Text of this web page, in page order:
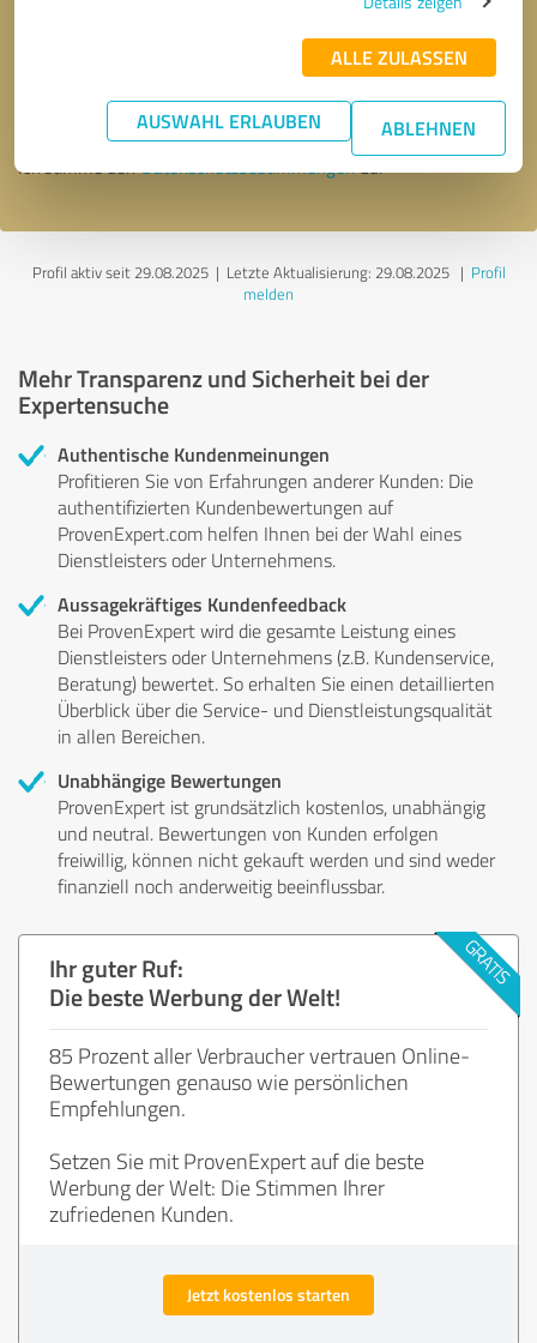
ALLE ZULASSEN
AUSWAHL ERLAUBEN ABLEHNEN
* Erforderliche Angaben
Nachricht senden
Ich stimme denDatenschutzbestimmungenzu.
Profil aktiv seit 29.08.2025 | Letzte Aktualisierung: 29.08.2025| Profil
melden
Mehr Transparenz und Sicherheit bei der
Expertensuche
Authentische Kundenmeinungen
Profitieren Sie von Erfahrungen anderer Kunden: Die
authentifizierten Kundenbewertungen auf
ProvenExpert.com helfen Ihnen bei der Wahl eines
Dienstleisters oder Unternehmens.
Aussagekräftiges Kundenfeedback
Bei ProvenExpert wird die gesamte Leistung eines
Dienstleisters oder Unternehmens (z.B. Kundenservice,
Beratung) bewertet. So erhalten Sie einen detaillierten
Überblick über die Service- und Dienstleistungsqualität
in allen Bereichen.
Unabhängige Bewertungen
ProvenExpert ist grundsätzlich kostenlos, unabhängig
und neutral. Bewertungen von Kunden erfolgen
freiwillig, können nicht gekauft werden und sind weder
finanziell noch anderweitig beeinflussbar.
Ihr guter Ruf:
Die beste Werbung der Welt!
85 Prozent aller Verbraucher vertrauen Online-
Bewertungen genauso wie persönlichen
Empfehlungen.
Setzen Sie mit ProvenExpert auf die beste
Werbung der Welt: Die Stimmen Ihrer
zufriedenen Kunden.
Jetzt kostenlos starten